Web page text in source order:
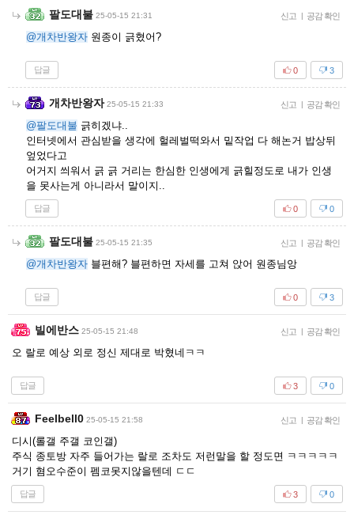
팔도대불 25-05-15 21:31 신고 공감 확인
@개차반왕자 원종이 긁혔어?
답글 3
0
개차반왕자 25-05-15 21:33 신고 공감 확인
@팔도대불 긁히겠냐..
인터넷에서 관심받을 생각에 헐레벌떡와서 밑작업 다 해논거 밥상뒤
엎었다고
어거지 씌워서 긁 긁 거리는 한심한 인생에게 긁힐정도로 내가 인생
을 못사는게 아니라서 말이지..
답글 0
0
팔도대불 25-05-15 21:35 신고 공감 확인
@개차반왕자 블편해? 블편하면 자세를 고쳐 앉어 원종님앙
답글 3
0
빌에반스 25-05-15 21:48 신고 공감 확인
오 랄로 예상 외로 정신 제대로 박혔네ㅋㅋ
답글 0
3
Feelbell0 25-05-15 21:58 신고 공감 확인
디시(롤갤 주갤 코인갤)
주식 종토방 자주 들어가는 랄로 조차도 저런말을 할 정도면 ㅋㅋㅋㅋㅋ
거기 혐오수준이 펨코못지않을텐데 ㄷㄷ
답글 0
3